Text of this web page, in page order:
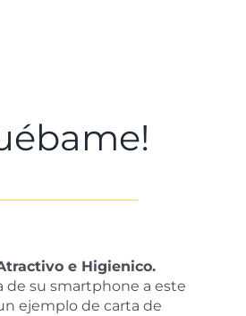
e Higienico.
de su smartphone a este
ejemplo de carta de